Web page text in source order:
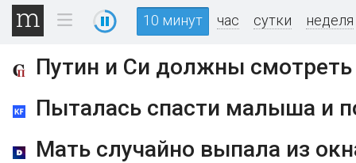
10 минут час сутки неделя
Мать случайно выпала из